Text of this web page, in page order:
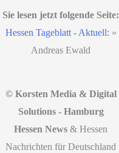
Sie lesen jetzt folgende Seite:
Hessen Tageblatt - Aktuell: »
Andreas Ewald
© Korsten Media & Digital
Solutions - Hamburg
Hessen News & Hessen
Nachrichten für Deutschland